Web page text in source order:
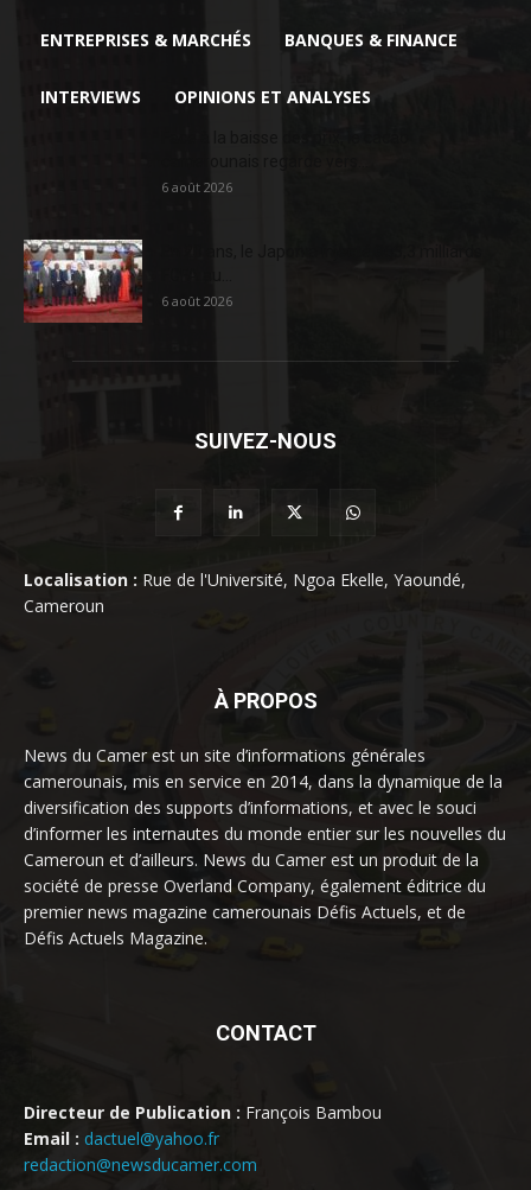
ENTREPRISES & MARCHÉS BANQUES & FINANCE
INTERVIEWS OPINIONS ET ANALYSES
6 août 2026
6 août 2026
SUIVEZ-NOUS
Localisation : Rue de l'Université, Ngoa Ekelle, Yaoundé,
Cameroun
À PROPOS
News du Camer est un site d’informations générales
camerounais, mis en service en 2014, dans la dynamique de la
diversification des supports d’informations, et avec le souci
d’informer les internautes du monde entier sur les nouvelles du
Cameroun et d’ailleurs. News du Camer est un produit de la
société de presse Overland Company, également éditrice du
premier news magazine camerounais Défis Actuels, et de
Défis Actuels Magazine.
CONTACT
Directeur de Publication : François Bambou
Email : dactuel@yahoo.fr
redaction@newsducamer.com